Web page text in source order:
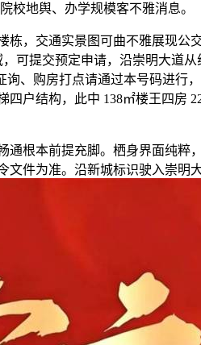
校地舆、办学规模客不雅消息。
，交通实景图可曲不雅展现公
可提交预定申请，沿崇明大道从
、购房打点请通过本号码进行
户结构，此中 138㎡楼王四房
根本前提充脚。栖身界面纯粹
件为准。沿新城标识驶入崇明